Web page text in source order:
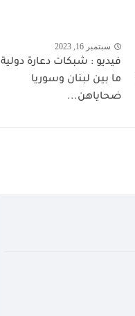
سبتمبر 16, 2023
فيديو : شبكات دعارة دولية
ما بين لبنان وسوريا
ضحاياهن...